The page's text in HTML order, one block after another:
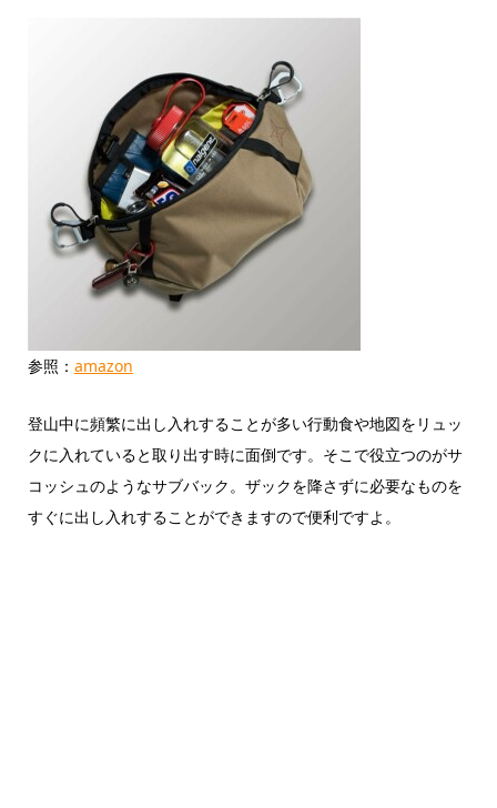
参照： amazon
登山中に頻繁に出し入れすることが多い行動食や地図をリュッ
クに入れていると取り出す時に面倒です。そこで役立つのがサ
コッシュのようなサブバック。ザックを降さずに必要なものを
すぐに出し入れすることができますので便利ですよ。